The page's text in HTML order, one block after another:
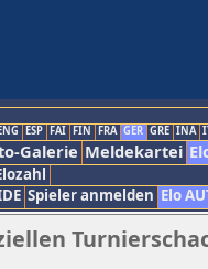
ESP FAI FIN FRA GER GRE INA
Galerie Meldekartei
Spieler anmelden Elo